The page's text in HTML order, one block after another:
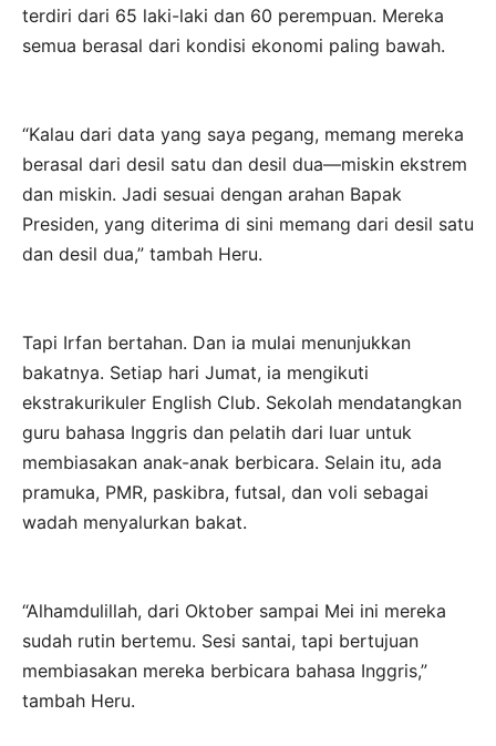
terdiri dari 65 laki-laki dan 60 perempuan. Mereka
semua berasal dari kondisi ekonomi paling bawah.
“Kalau dari data yang saya pegang, memang mereka
berasal dari desil satu dan desil dua—miskin ekstrem
dan miskin. Jadi sesuai dengan arahan Bapak
Presiden, yang diterima di sini memang dari desil satu
dan desil dua,” tambah Heru.
Tapi Irfan bertahan. Dan ia mulai menunjukkan
bakatnya. Setiap hari Jumat, ia mengikuti
ekstrakurikuler English Club. Sekolah mendatangkan
guru bahasa Inggris dan pelatih dari luar untuk
membiasakan anak-anak berbicara. Selain itu, ada
pramuka, PMR, paskibra, futsal, dan voli sebagai
wadah menyalurkan bakat.
“Alhamdulillah, dari Oktober sampai Mei ini mereka
sudah rutin bertemu. Sesi santai, tapi bertujuan
membiasakan mereka berbicara bahasa Inggris,”
tambah Heru.